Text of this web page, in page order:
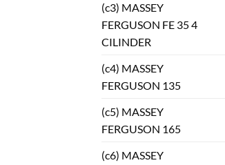
(c3) MASSEY
FERGUSON FE 35 4
CILINDER
(c4) MASSEY
FERGUSON 135
(c5) MASSEY
FERGUSON 165
(c6) MASSEY